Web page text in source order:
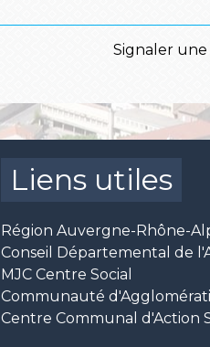
Signaler
Liens utiles
Région Auvergne-Rhône-
Conseil Départemental de
MJC Centre Social
Communauté
Centre Communal d'Action